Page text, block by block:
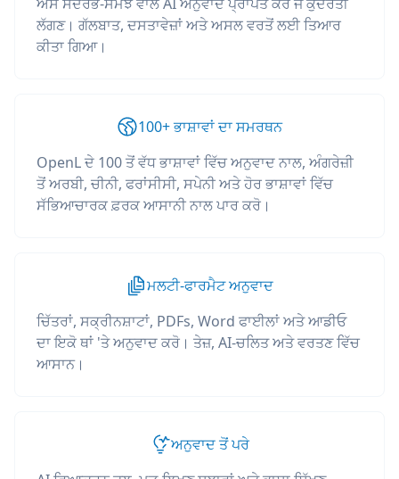
ਲੱਗਣ। ਗੱਲਬਾਤ, ਦਸਤਾਵੇਜ਼ਾਂ ਅਤੇ ਅਸਲ ਵਰਤੋਂ ਲਈ ਤਿਆਰ
ਕੀਤਾ ਗਿਆ।
100+ ਭਾਸ਼ਾਵਾਂ ਦਾ ਸਮਰਥਨ
OpenL ਦੇ 100 ਤੋਂ ਵੱਧ ਭਾਸ਼ਾਵਾਂ ਵਿੱਚ ਅਨੁਵਾਦ ਨਾਲ, ਅੰਗਰੇਜ਼ੀ
ਤੋਂ ਅਰਬੀ, ਚੀਨੀ, ਫਰਾਂਸੀਸੀ, ਸਪੇਨੀ ਅਤੇ ਹੋਰ ਭਾਸ਼ਾਵਾਂ ਵਿੱਚ
ਸੱਭਿਆਚਾਰਕ ਫ਼ਰਕ ਆਸਾਨੀ ਨਾਲ ਪਾਰ ਕਰੋ।
ਮਲਟੀ-ਫਾਰਮੈਟ ਅਨੁਵਾਦ
ਚਿੱਤਰਾਂ, ਸਕ੍ਰੀਨਸ਼ਾਟਾਂ, PDFs, Word ਫਾਈਲਾਂ ਅਤੇ ਆਡੀਓ
ਦਾ ਇਕੋ ਥਾਂ 'ਤੇ ਅਨੁਵਾਦ ਕਰੋ। ਤੇਜ਼, AI-ਚਲਿਤ ਅਤੇ ਵਰਤਣ ਵਿੱਚ
ਆਸਾਨ।
ਅਨੁਵਾਦ ਤੋਂ ਪਰੇ